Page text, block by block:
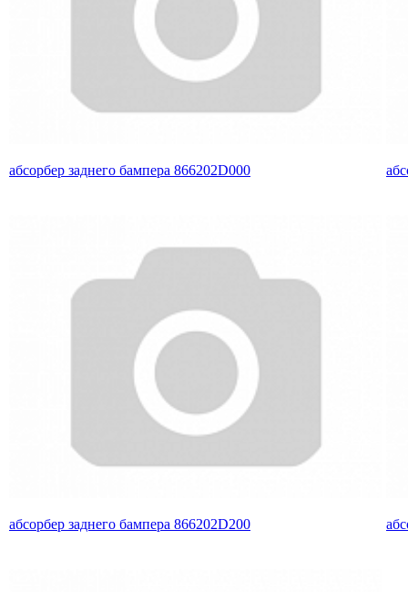
абсорбер заднего бампера 866202D000
абсорбер заднего бампера 866202D200